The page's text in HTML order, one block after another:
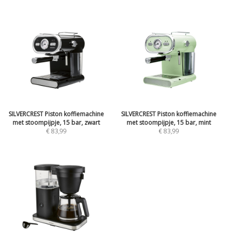
SILVERCREST Piston koffiemachine
met stoompijpje, 15 bar, zwart
€ 83,99
SILVERCREST Piston koffiemachine
met stoompijpje, 15 bar, mint
€ 83,99